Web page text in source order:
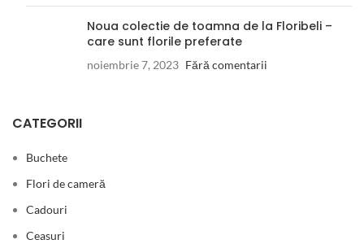
Noua colectie de toamna de la Floribeli –
care sunt florile preferate
noiembrie 7, 2023 Fără comentarii
CATEGORII
Buchete
Flori de cameră
Cadouri
Ceasuri